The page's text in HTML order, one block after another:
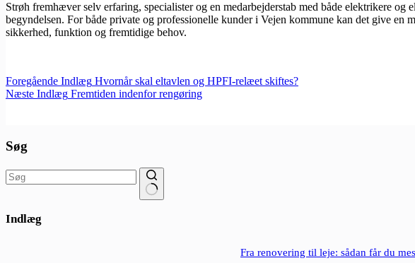
Strøh fremhæver selv erfaring, specialister og en medarbejderstab med både elektrikere
begyndelsen. For både private og professionelle kunder i Vejen kommune kan det give
sikkerhed, funktion og fremtidige behov.
Foregående Indlæg Hvornår skal eltavlen og HPFI-relæet skiftes?
Næste Indlæg Fremtiden indenfor rengøring
Søg
resultater
Indlæg
Fra renovering til leje: sådan får du